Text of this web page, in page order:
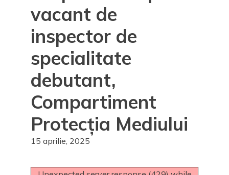
vacant de
inspector de
specialitate
debutant,
Compartiment
Protecția Mediului
15 aprilie, 2025